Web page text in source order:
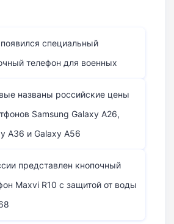
специальный
телефон для военных
названы российские цены
Samsung Galaxy A26,
A36 и Galaxy A56
представлен кнопочный
Maxvi R10 с защитой от воды